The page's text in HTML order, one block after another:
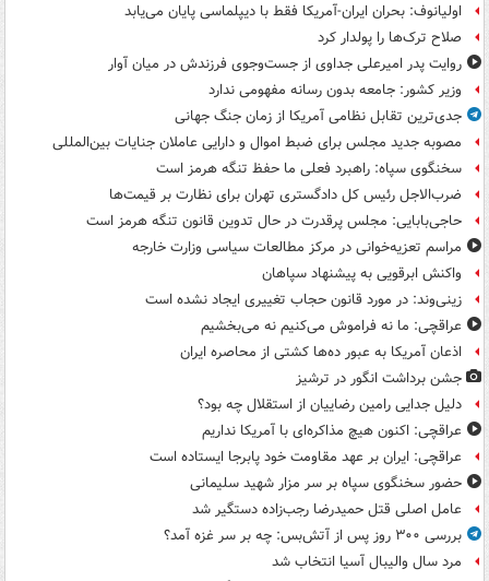
اولیانوف: بحران ایران-آمریکا فقط با دیپلماسی پایان می‌یابد
صلاح ترک‌ها را پولدار کرد
روایت پدر امیرعلی جداوی از جست‌وجوی فرزندش در میان آوار
وزیر کشور: جامعه بدون رسانه مفهومی ندارد
جدی‌ترین تقابل نظامی آمریکا از زمان جنگ جهانی
مصوبه جدید مجلس برای ضبط اموال و دارایی عاملان جنایات بین‌المللی
سخنگوی سپاه: راهبرد فعلی ما حفظ تنگه هرمز است
ضرب‌الاجل رئیس کل دادگستری تهران برای نظارت بر قیمت‌ها
حاجی‌بابایی: مجلس پرقدرت در حال تدوین قانون تنگه هرمز است
مراسم تعزیه‌خوانی در مرکز مطالعات سیاسی وزارت خارجه
واکنش ابرقویی به پیشنهاد سپاهان
زینی‌وند: در مورد قانون حجاب تغییری ایجاد نشده است
عراقچی: ما نه فراموش می‌کنیم نه می‌بخشیم
اذعان آمریکا به عبور ده‌ها کشتی از محاصره ایران
جشن برداشت انگور در ترشیز
دلیل جدایی رامین رضاییان از استقلال چه بود؟
عراقچی: اکنون هیچ مذاکره‌ای با آمریکا نداریم
عراقچی: ایران بر عهد مقاومت خود پابرجا ایستاده است
حضور سخنگوی سپاه بر سر مزار شهید سلیمانی
عامل اصلی قتل حمیدرضا رجب‌زاده دستگیر شد
بررسی ۳۰۰ روز پس از آتش‌بس: چه بر سر غزه آمد؟
مرد سال والیبال آسیا انتخاب شد